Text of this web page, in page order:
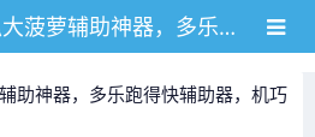
据玩家消息！拱趴大菠萝辅助神器，多乐跑得快辅助器，机巧教程（证实有挂）
助神器，多乐跑得快辅助器，机巧